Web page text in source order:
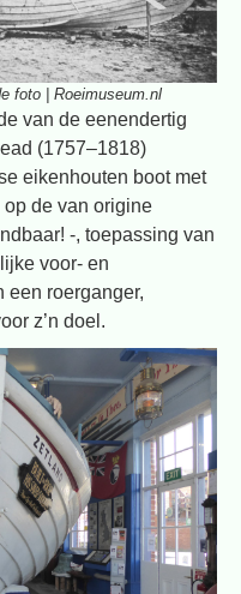
foto | Roeimuseum.nl
van de eenendertig
(1757–1818)
eikenhouten boot met
de van origine
-, toepassing van
voor- en
een roerganger,
z’n doel.